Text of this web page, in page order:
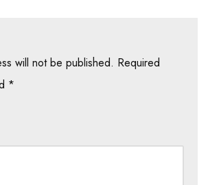
will not be published. Required
*